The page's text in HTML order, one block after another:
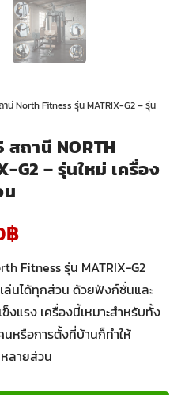
นี North Fitness รุ่น MATRIX-G2 – รุ่น
สถานี NORTH
G2 – รุ่นใหม่ เครื่อง
น
฿
Fitness รุ่น MATRIX-G2
ล่นได้ทุกส่วน ด้วยฟังก์ชั่นและ
แรง เครื่องนี้เหมาะสำหรับทั้ง
หรือการตั้งที่บ้านก็ทำให้
ลายส่วน